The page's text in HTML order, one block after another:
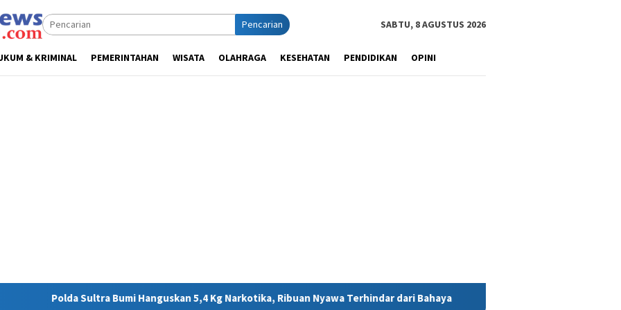
Pencarian SABTU, 8 AGUSTUS 2026
& KRIMINAL PEMERINTAHAN WISATA OLAHRAGA KESEHATAN PENDIDIKAN OPINI
Hanguskan 5,4 Kg Narkotika, Ribuan Nyawa Terhindar dari Bahaya MIND ID Tegaskan Dukungan Penuh Bagi PT Vale